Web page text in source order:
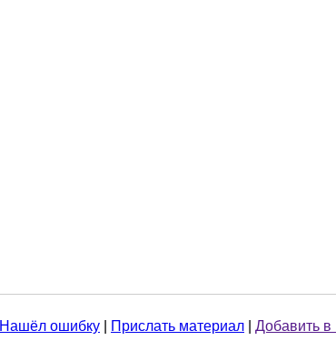
Нашёл ошибку Прислать материал Добавить в